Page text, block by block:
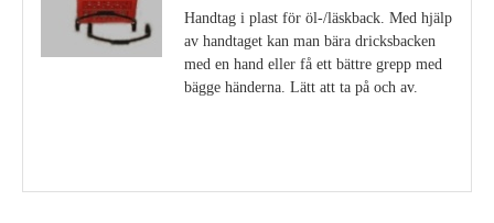
Handtag i plast för öl-/läskback. Med hjälp
av handtaget kan man bära dricksbacken
med en hand eller få ett bättre grepp med
bägge händerna. Lätt att ta på och av.